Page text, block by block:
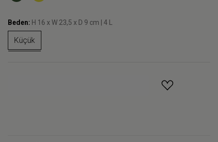
Beden: H 16 x W 23,5 x D 9 cm | 4 L
Küçük